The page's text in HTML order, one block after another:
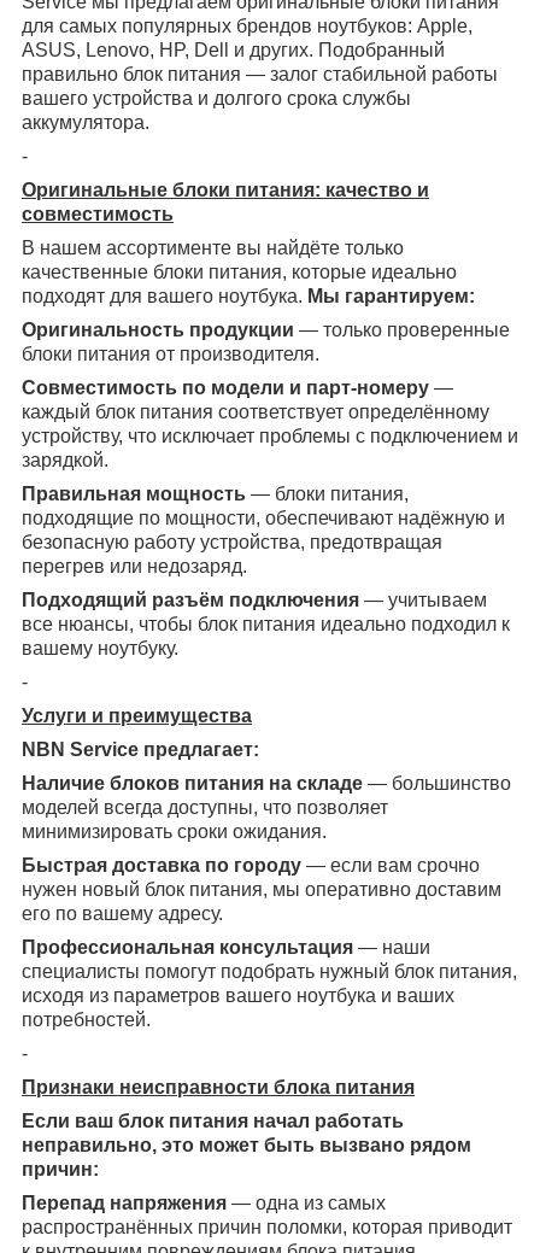
для самых популярных брендов ноутбуков: Apple,
ASUS, Lenovo, HP, Dell и других. Подобранный
правильно блок питания — залог стабильной работы
вашего устройства и долгого срока службы
аккумулятора.
-
Оригинальные блоки питания: качество и
совместимость
В нашем ассортименте вы найдёте только
качественные блоки питания, которые идеально
подходят для вашего ноутбука. Мы гарантируем:
Оригинальность продукции — только проверенные
блоки питания от производителя.
Совместимость по модели и парт-номеру —
каждый блок питания соответствует определённому
устройству, что исключает проблемы с подключением и
зарядкой.
Правильная мощность — блоки питания,
подходящие по мощности, обеспечивают надёжную и
безопасную работу устройства, предотвращая
перегрев или недозаряд.
Подходящий разъём подключения — учитываем
все нюансы, чтобы блок питания идеально подходил к
вашему ноутбуку.
-
Услуги и преимущества
NBN Service предлагает:
Наличие блоков питания на складе — большинство
моделей всегда доступны, что позволяет
минимизировать сроки ожидания.
Быстрая доставка по городу — если вам срочно
нужен новый блок питания, мы оперативно доставим
его по вашему адресу.
Профессиональная консультация — наши
специалисты помогут подобрать нужный блок питания,
исходя из параметров вашего ноутбука и ваших
потребностей.
-
Признаки неисправности блока питания
Если ваш блок питания начал работать
неправильно, это может быть вызвано рядом
причин:
Перепад напряжения — одна из самых
распространённых причин поломки, которая приводит